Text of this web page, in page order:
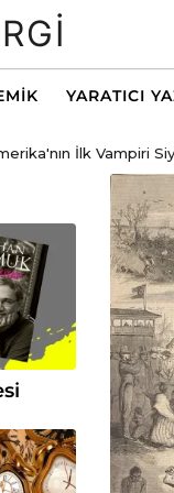
YARATICI
İlk Vampiri